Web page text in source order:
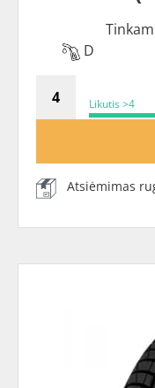
D
Likutis >4
Atsiėmimas